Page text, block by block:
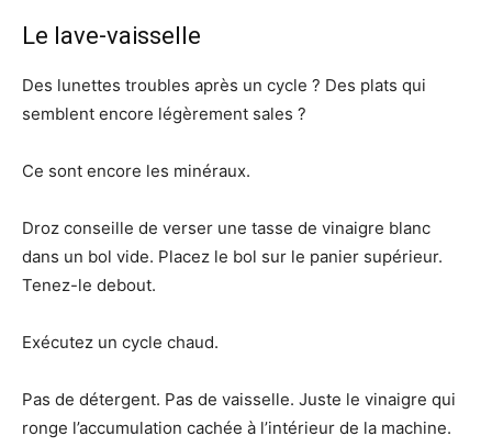
Le lave-vaisselle
Des lunettes troubles après un cycle ? Des plats qui
semblent encore légèrement sales ?
Ce sont encore les minéraux.
Droz conseille de verser une tasse de vinaigre blanc
dans un bol vide. Placez le bol sur le panier supérieur.
Tenez-le debout.
Exécutez un cycle chaud.
Pas de détergent. Pas de vaisselle. Juste le vinaigre qui
ronge l’accumulation cachée à l’intérieur de la machine.